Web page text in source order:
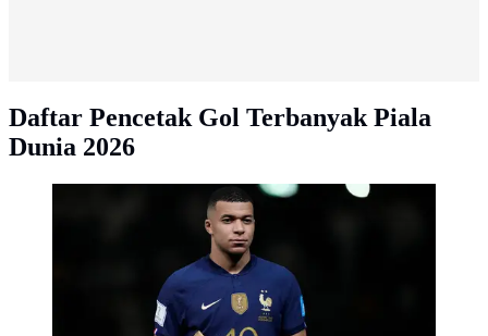
Daftar Pencetak Gol Terbanyak Piala
Dunia 2026
Pemain Prancis Kylian Mbappe memegang trofi
penghargaan Sepatu Emas usai melawan Argentina
pada pertandingan sepak bola final Piala Dunia 2022 di
Stadion Lusail, Lusail, Qatar, 18 Desember 2022.
Kylian Mbappe berhak membawa pulang trofi
penghargaan Sepatu Emas setelah menjadi pencetak gol
terbanyak selama gelaran Piala Dunia 2022. (AP